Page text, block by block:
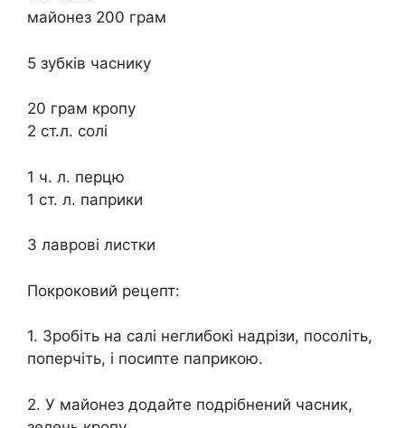
майонез 200 грам
5 зубків часнику
20 грам кропу
2 ст.л. солі
1 ч. л. перцю
1 ст. л. паприки
3 лаврові листки
Покроковий рецепт:
1. Зробіть на салі неглибокі надрізи, посоліть,
поперчіть, і посипте паприкою.
2. У майонез додайте подрібнений часник,